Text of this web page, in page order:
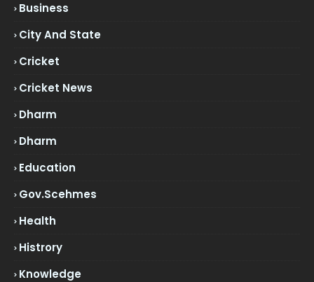
Business
City And State
Cricket
Cricket News
Dharm
Dharm
Education
Gov.scehmes
Health
Histrory
Knowledge